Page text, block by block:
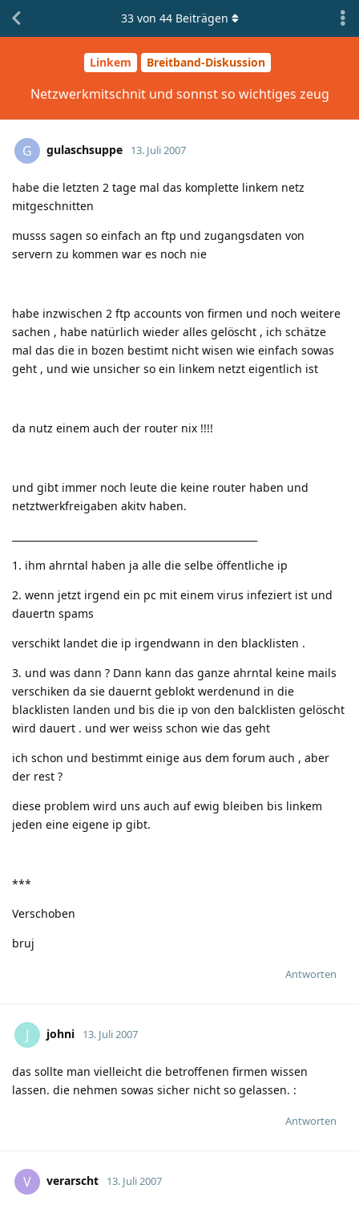
Linkem Breitband-Diskussion
Netzwerkmitschnit und sonnst so wichtiges zeug
33von 44Beiträgen
G gulaschsuppe 13. Juli 2007
habe die letzten 2 tage mal das komplette linkem netz
mitgeschnitten
musss sagen so einfach an ftp und zugangsdaten von
servern zu kommen war es noch nie
habe inzwischen 2 ftp accounts von firmen und noch weitere
sachen , habe natürlich wieder alles gelöscht , ich schätze
mal das die in bozen bestimt nicht wisen wie einfach sowas
geht , und wie unsicher so ein linkem netzt eigentlich ist
da nutz einem auch der router nix !!!!
und gibt immer noch leute die keine router haben und
netztwerkfreigaben akitv haben.
1. ihm ahrntal haben ja alle die selbe öffentliche ip
2. wenn jetzt irgend ein pc mit einem virus infeziert ist und
dauertn spams
verschikt landet die ip irgendwann in den blacklisten .
3. und was dann ? Dann kann das ganze ahrntal keine mails
verschiken da sie dauernt geblokt werdenund in die
blacklisten landen und bis die ip von den balcklisten gelöscht
wird dauert . und wer weiss schon wie das geht
ich schon und bestimmt einige aus dem forum auch , aber
der rest ?
diese problem wird uns auch auf ewig bleiben bis linkem
jeden eine eigene ip gibt.
***
Verschoben
bruj
Antworten
J johni 13. Juli 2007
das sollte man vielleicht die betroffenen firmen wissen
lassen. die nehmen sowas sicher nicht so gelassen. :
Antworten
V verarscht 13. Juli 2007